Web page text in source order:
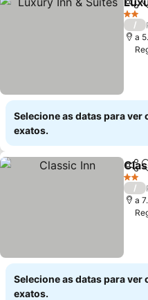
2
/
a
Selecione as datas para ver
exatos.
2
/
a
Selecione as datas para ver
exatos.